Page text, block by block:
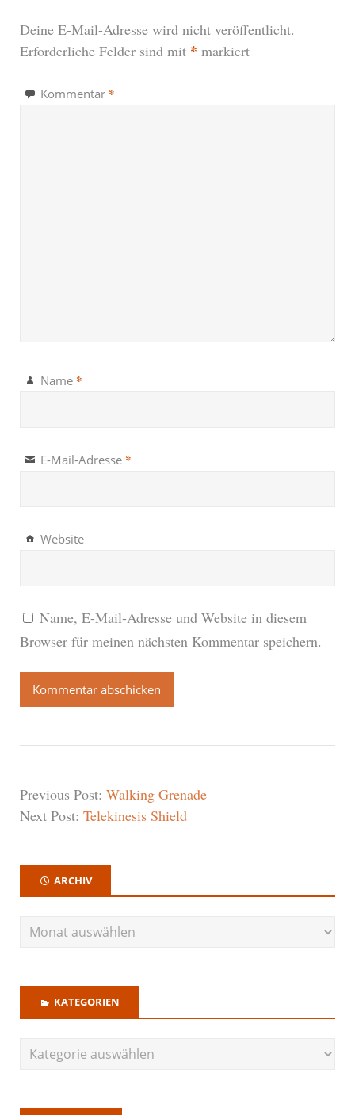
Deine E-Mail-Adresse wird nicht veröffentlicht.
Erforderliche Felder sind mit * markiert
Kommentar *
Name *
E-Mail-Adresse *
Website
Name, E-Mail-Adresse und Website in diesem
Browser für meinen nächsten Kommentar speichern.
Previous Post: Walking Grenade
Next Post: Telekinesis Shield
ARCHIV
KATEGORIEN